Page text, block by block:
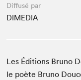
Diffusé par
DIMEDIA
Les Éditions Bruno
le poète Bruno